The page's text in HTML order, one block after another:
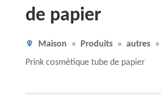
de papier
Maison » Produits » autres »
Prink cosmétique tube de papier